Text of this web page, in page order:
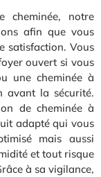
cheminée, notre
afin que vous
satisfaction. Vous
ouvert si vous
une cheminée à
avant la sécurité.
de cheminée à
adapté qui vous
mais aussi
et tout risque
à sa vigilance,